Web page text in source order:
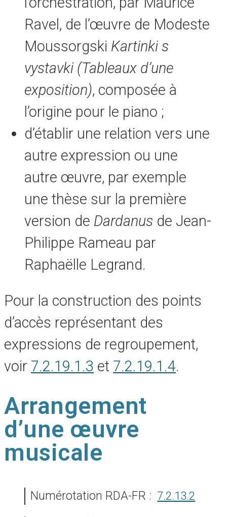
Ravel, de l’œuvre de Modeste
Moussorgski Kartinki s
vystavki (Tableaux d’une
exposition), composée à
l’origine pour le piano ;
d’établir une relation vers une
autre expression ou une
autre œuvre, par exemple
une thèse sur la première
version de Dardanus de Jean-
Philippe Rameau par
Raphaëlle Legrand.
Pour la construction des points
d’accès représentant des
expressions de regroupement,
voir 7.2.19.1.3 et 7.2.19.1.4.
Arrangement
d’une œuvre
musicale
Numérotation RDA-FR : 7.2.13.2